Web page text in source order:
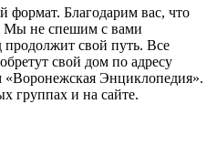
формат. Благодарим вас, что
Мы не спешим с вами
свой путь. Все
свой дом по адресу
Энциклопедия».
группах и на сайте.